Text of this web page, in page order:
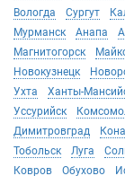
Вологда
Сургут
Мурманск
Анапа
Магнитогорск
Новокузнецк
Ухта
Ханты-
Уссурийск
Димитровград
Тобольск
Луга
Ковров
Обухово